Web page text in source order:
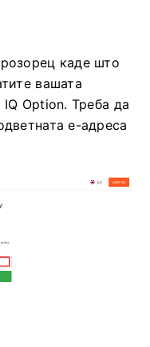
каде што
вашата
Option. Треба да
е-адреса